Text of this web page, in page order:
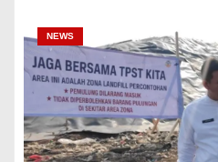
NEWS